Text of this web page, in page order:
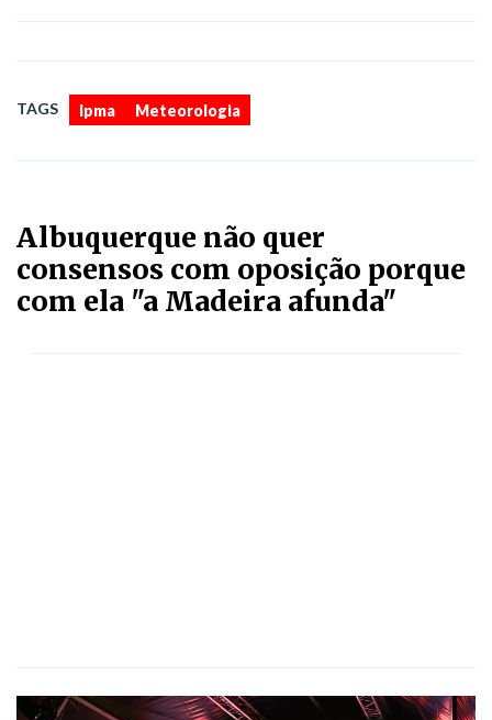
TAGS Ipma Meteorologia
Albuquerque não quer
consensos com oposição porque
com ela "a Madeira afunda"